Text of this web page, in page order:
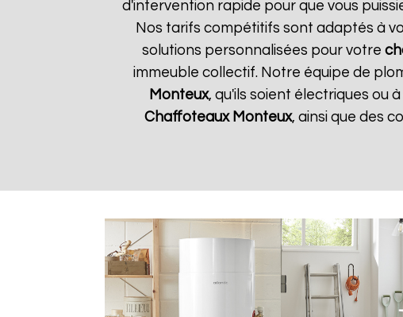
d'intervention rapide pour que vous
Nos tarifs compétitifs sont adaptés à
solutions personnalisées pour votre
immeuble collectif. Notre équipe de
Monteux, qu'ils soient électriques ou
Chaffoteaux Monteux, ainsi que des